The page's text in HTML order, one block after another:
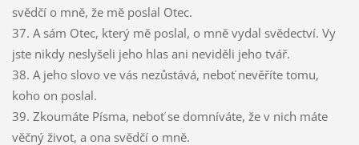
svědčí o mně, že mě poslal Otec.
37. A sám Otec, který mě poslal, o mně vydal svědectví. Vy
jste nikdy neslyšeli jeho hlas ani neviděli jeho tvář.
38. A jeho slovo ve vás nezůstává, neboť nevěříte tomu,
koho on poslal.
39. Zkoumáte Písma, neboť se domníváte, že v nich máte
věčný život, a ona svědčí o mně.